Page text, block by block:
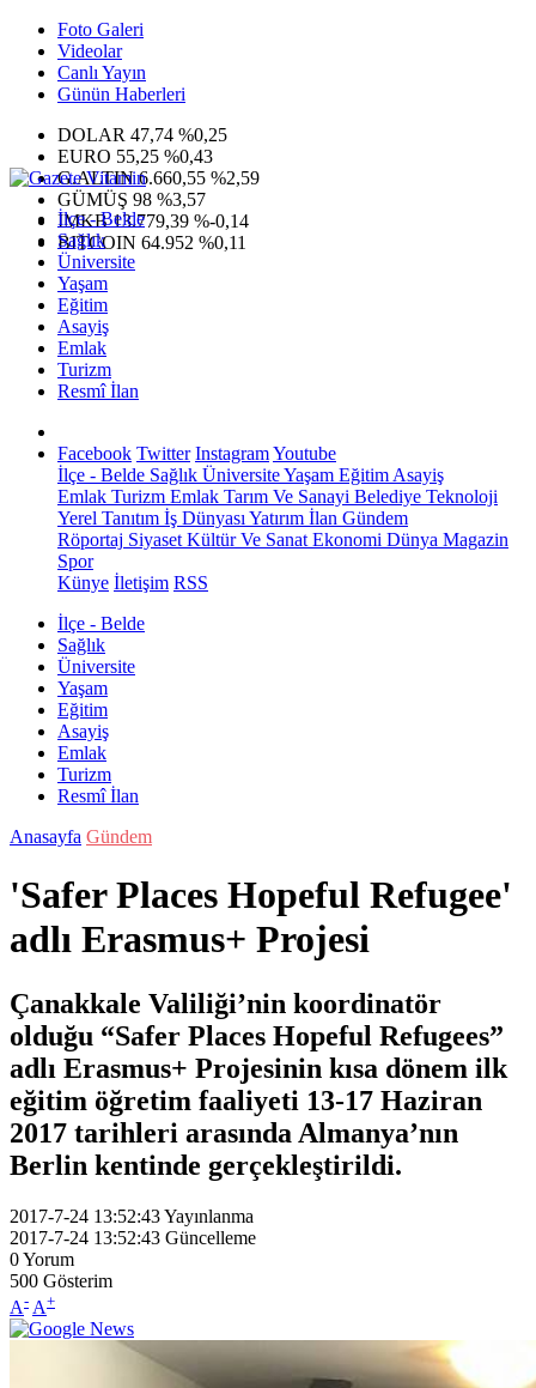
Foto Galeri
Videolar
Canlı Yayın
Günün Haberleri
DOLAR 47,74 %0,25
EURO 55,25 %0,43
G.ALTIN6.660,55 %2,59
GÜMÜŞ 98 %3,57
IMKB13.779,39 %-0,14
BITCOIN 64.952 %0,11
İlçe - Belde
Sağlık
Üniversite
Yaşam
Eğitim
Asayiş
Emlak
Turizm
Resmî İlan
Facebook Twitter InstagramYoutube
İlçe - Belde Sağlık ÜniversiteYaşam Eğitim Asayiş
Emlak Turizm Emlak Tarım Ve Sanayi Belediye Teknoloji
Yerel Tanıtım İş Dünyası Yatırım İlan Gündem
Röportaj Siyaset Kültür Ve Sanat Ekonomi Dünya Magazin
Spor
Künye İletişim RSS
İlçe - Belde
Sağlık
Üniversite
Yaşam
Eğitim
Asayiş
Emlak
Turizm
Resmî İlan
Anasayfa Gündem
'Safer Places Hopeful Refugee'
adlı Erasmus+ Projesi
Çanakkale Valiliği’nin koordinatör
olduğu “Safer Places Hopeful Refugees”
adlı Erasmus+ Projesinin kısa dönem ilk
eğitim öğretim faaliyeti 13-17 Haziran
2017 tarihleri arasında Almanya’nın
Berlin kentinde gerçekleştirildi.
2017-7-24 13:52:43Yayınlanma
2017-7-24 13:52:43 Güncelleme
0Yorum
500 Gösterim
A- A+